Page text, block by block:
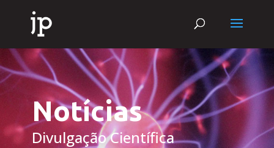
Notícias
Divulgação Científica